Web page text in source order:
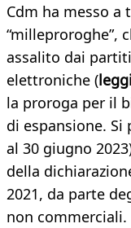
Cdm ha messo a
“milleproroghe”,
assalito dai
elettroniche (
la proroga per il
di espansione.
al 30 giugno
della
2021, da parte
non commerciali.